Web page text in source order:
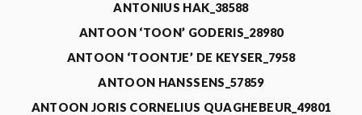
ANTONIUS HAK_38588
ANTOON ‘TOON’ GODERIS_28980
ANTOON ‘TOONTJE’ DE KEYSER_7958
ANTOON HANSSENS_57859
ANTOON JORIS CORNELIUS QUAGHEBEUR_49801